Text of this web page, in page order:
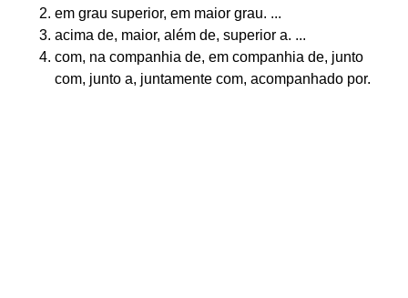
em grau superior, em maior grau. ...
acima de, maior, além de, superior a. ...
com, na companhia de, em companhia de, junto
com, junto a, juntamente com, acompanhado por.